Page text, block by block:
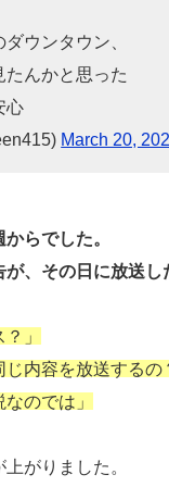
ウンタウン、
たんかと思った
心
March 20,
らでした。
、その日に放送し
」
じ内容を放送するの
なのでは」
がりました。